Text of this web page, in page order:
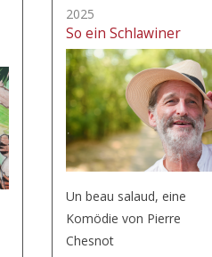
2025
So ein Schlawiner
Un beau salaud, eine
Komödie von Pierre
Chesnot